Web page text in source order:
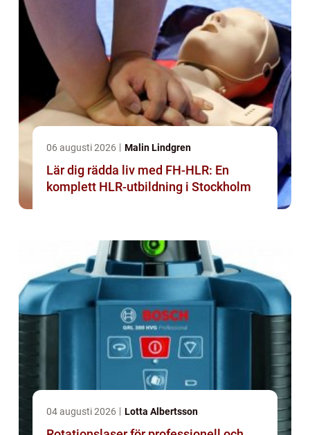
06 augusti 2026 Malin Lindgren
Lär dig rädda liv med FH-HLR: En
komplett HLR-utbildning i Stockholm
04 augusti 2026 Lotta Albertsson